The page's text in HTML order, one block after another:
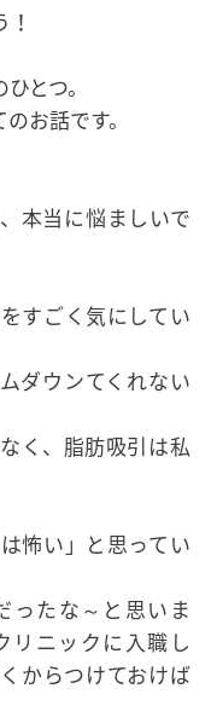
とつ。
お話です。
本当に悩ましいで
すごく気にしてい
ダウンてくれない
く、脂肪吸引は私
怖い」と思ってい
ったな～と思いま
リニックに入職し
からつけておけば